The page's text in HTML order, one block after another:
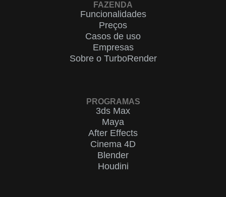
FAZENDA
Funcionalidades
Preços
Casos de uso
Empresas
Sobre o TurboRender
PROGRAMAS
3ds Max
Maya
After Effects
Cinema 4D
Blender
Houdini